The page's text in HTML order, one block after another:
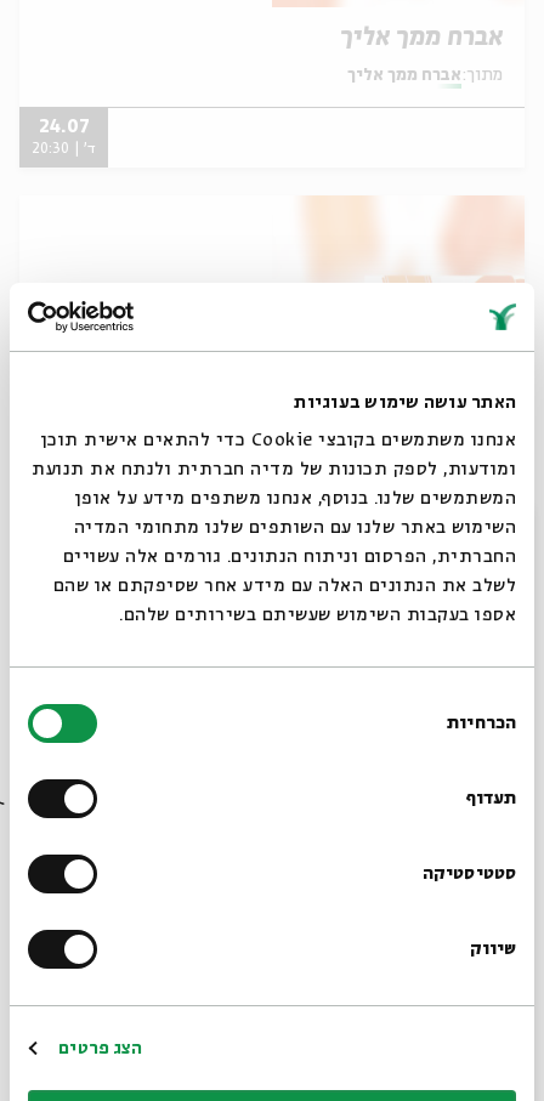
האתר עושה שימוש בעוגיות
אנחנו משתמשים בקובצי Cookie כדי להתאים אישית תוכן
ומודעות, לספק תכונות של מדיה חברתית ולנתח את תנועת
המשתמשים שלנו. בנוסף, אנחנו משתפים מידע על אופן
השימוש באתר שלנו עם השותפים שלנו מתחומי המדיה
החברתית, הפרסום וניתוח הנתונים. גורמים אלה עשויים
לשלב את הנתונים האלה עם מידע אחר שסיפקתם או שהם
אספו בעקבות השימוש שעשיתם בשירותים שלהם.
הסכמה
הכרחיות
תעדוף
סטטיסטיקה
שיווק
הצג פרטים
אברח ממך אליך
מתוך: אברח ממך אליך
24.07
ד' | 20:30
אברח ממך אליך
מתוך:אברח ממך אליך
17.07
ד' | 20:30
מתוך:
סגור